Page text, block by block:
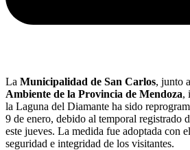
La Municipalidad de San Carlos, junto
Ambiente de la Provincia de Mendoza,
la Laguna del Diamante ha sido
9 de enero, debido al temporal registrado
este jueves. La medida fue adoptada con
seguridad e integridad de los visitantes.